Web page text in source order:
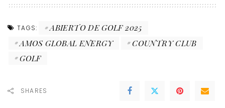
TAGS:
ABIERTO DE GOLF 2025
AMOS GLOBAL ENERGY
COUNTRY CLUB
GOLF
SHARES